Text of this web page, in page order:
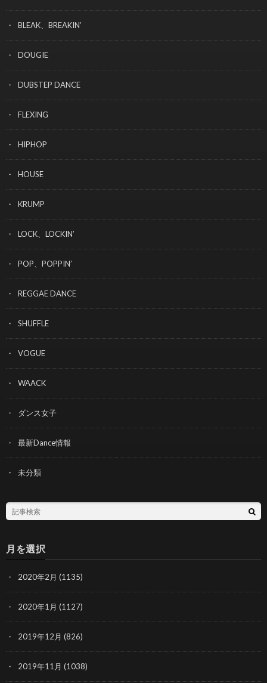
BLEAK、BREAKIN’
DOUGIE
DUBSTEP DANCE
FLEXING
HIPHOP
HOUSE
KRUMP
LOCK、LOCKIN’
POP、POPPIN’
REGGAE DANCE
SHUFFLE
VOGUE
WAACK
ダンス女子
最新Dance情報
未分類
月を選択
2020年2月 (1135)
2020年1月 (1127)
2019年12月 (826)
2019年11月 (1038)